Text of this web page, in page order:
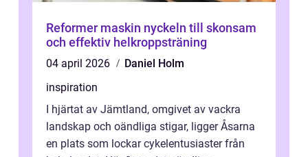
Reformer maskin nyckeln till skonsam
och effektiv helkroppsträning
04 april 2026
Daniel Holm
inspiration
I hjärtat av Jämtland, omgivet av vackra
landskap och oändliga stigar, ligger Åsarna
en plats som lockar cykelentusiaster från